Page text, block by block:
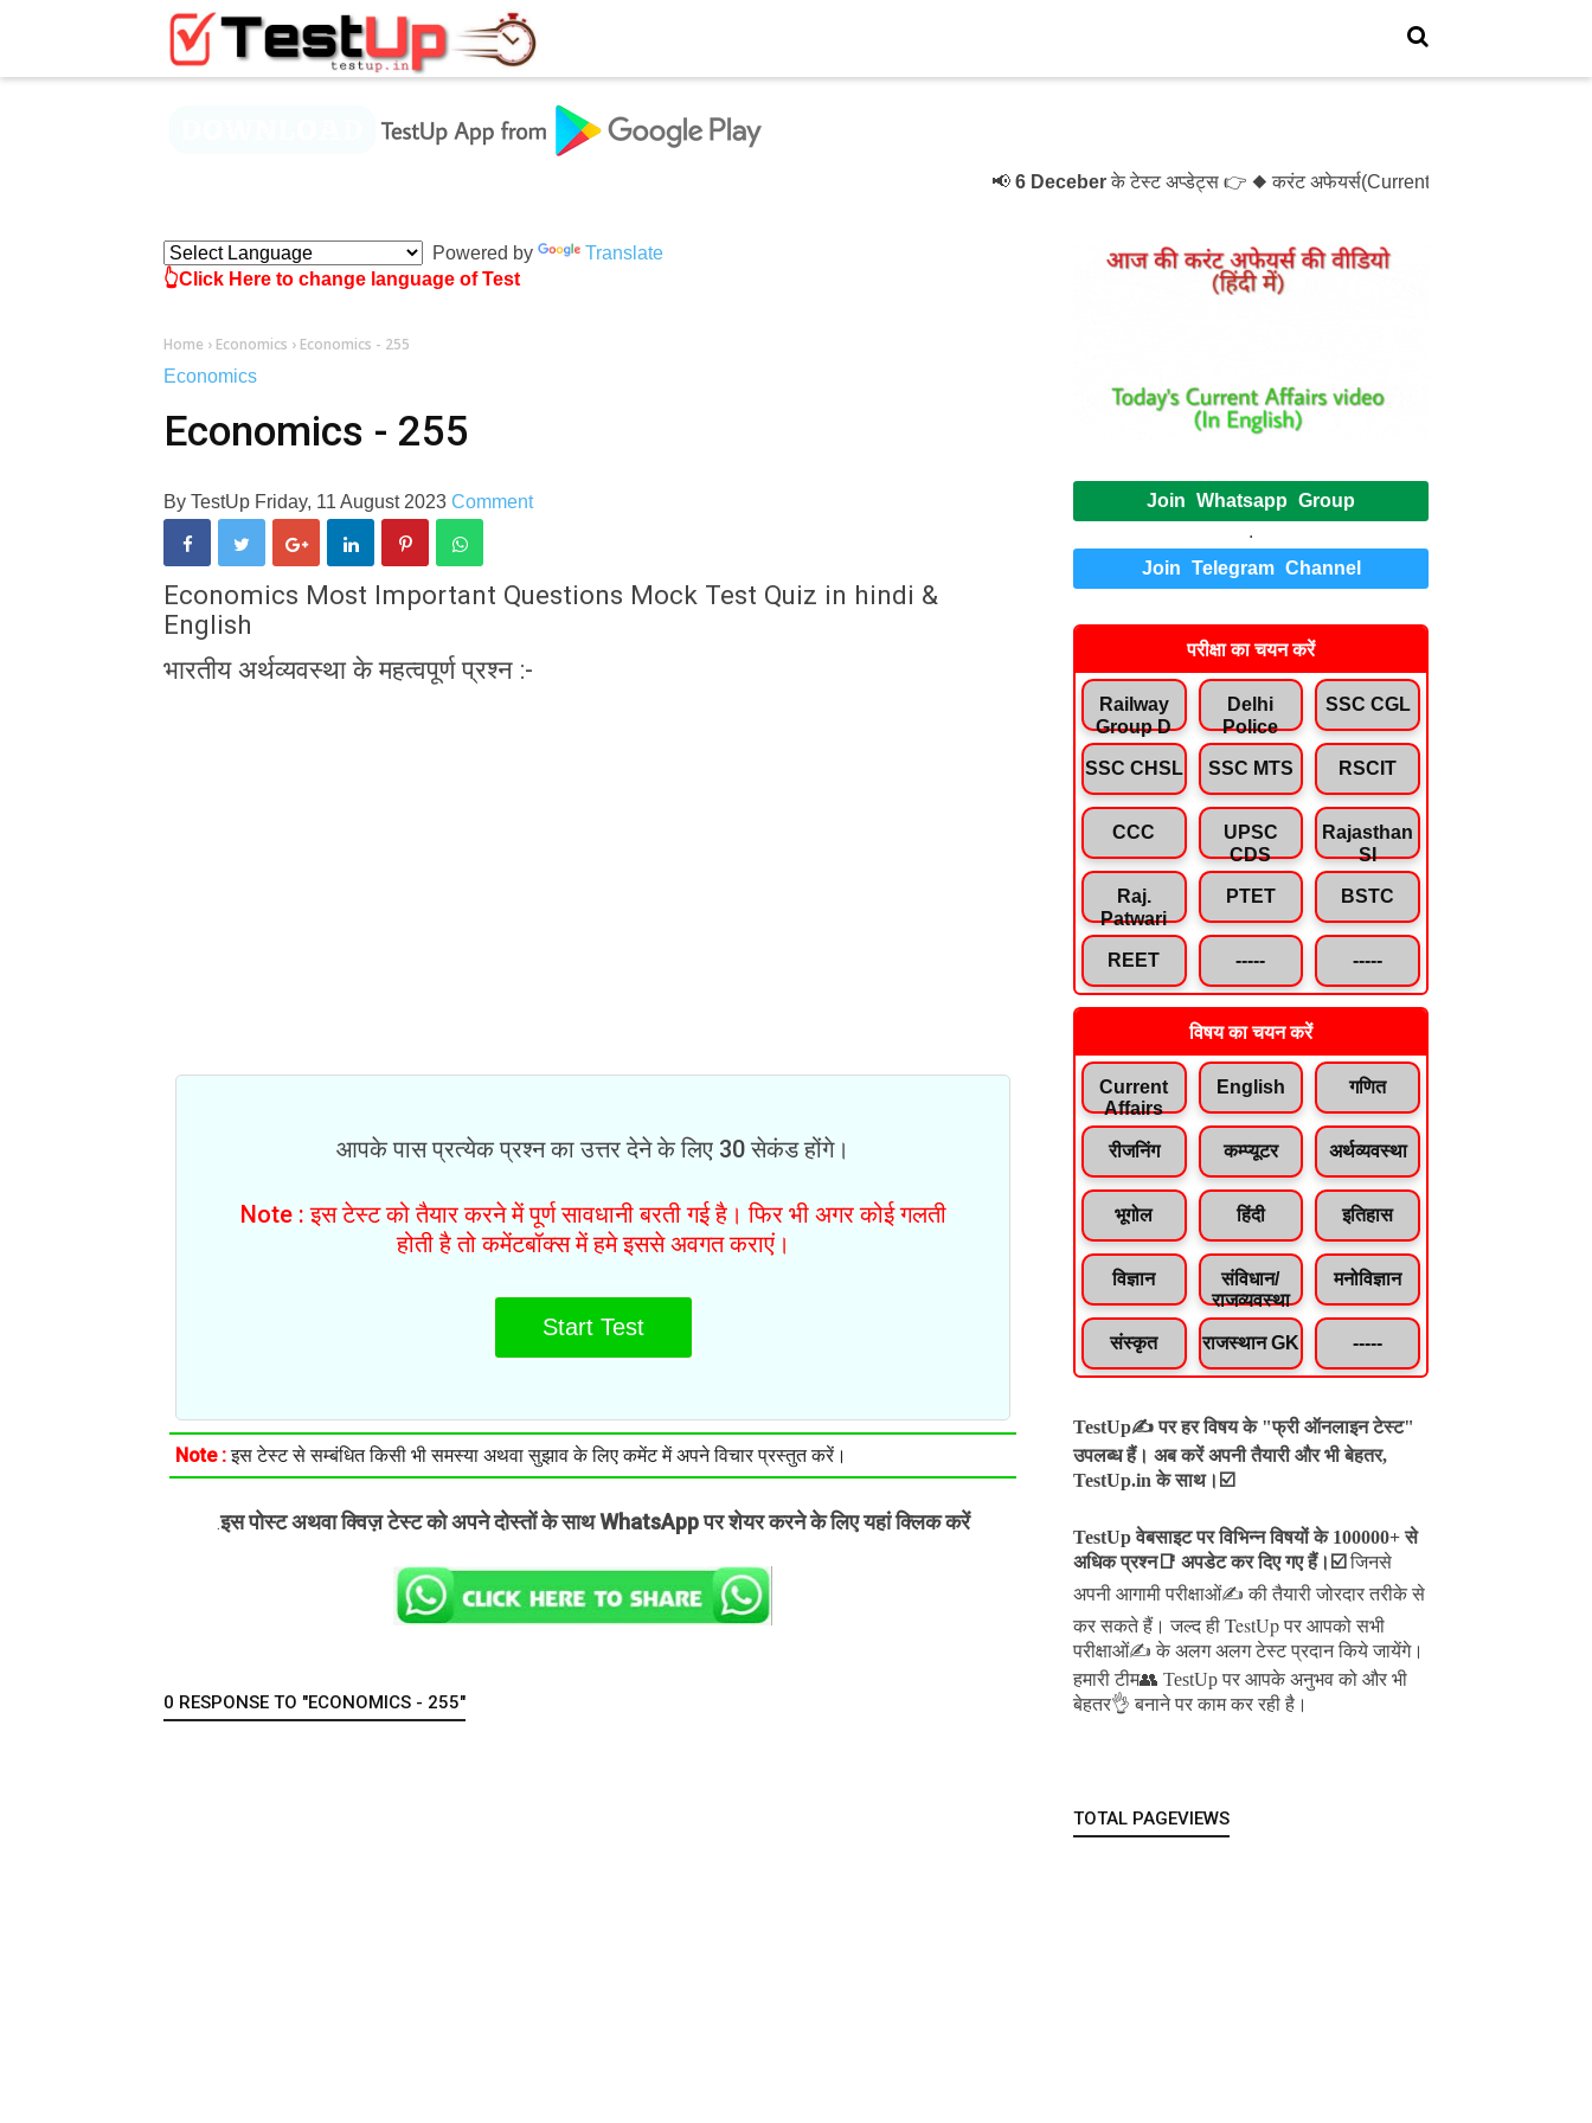
6 Deceberके टेस्ट अप्डेट्स 👉 ◆ करंट अफेयर्स(Current Affairs)- Test- 1214 ◆
Powered by
Translate
👆Click Here to change language of Test
Home › Economics › Economics - 255
Economics
Economics - 255
By TestUp Friday, 11 August 2023 Comment
Economics Most Important Questions Mock Test Quiz in hindi &
English
भारतीय अर्थव्यवस्था के महत्वपूर्ण प्रश्न :-
आपके पास प्रत्येक प्रश्न का उत्तर देने के लिए 30 सेकंड होंगे।
Note : इस टेस्ट को तैयार करने में पूर्ण सावधानी बरती गई है। फिर भी अगर कोई गलती
होती है तो कमेंटबॉक्स में हमे इससे अवगत कराएं।
Start Test
Note :इस टेस्ट से सम्बंधित किसी भी समस्या अथवा सुझाव के लिए कमेंट में अपने विचार प्रस्तुत करें।
.इस पोस्ट अथवा क्विज़ टेस्ट को अपने दोस्तों के साथ WhatsApp पर शेयर करने के लिए यहां क्लिक करें
0 RESPONSE TO "ECONOMICS - 255"
Join Whatsapp Group
.
Join Telegram Channel
परीक्षा का चयन करें
Railway
Group D
Delhi
Police
SSC CGL
SSC CHSL SSC MTS RSCIT
CCC
UPSC
CDS
Rajasthan
SI
Raj.
Patwari
PTET BSTC
REET ----- -----
विषय का चयन करें
Current
Affairs
English गणित
रीजनिंग कम्प्यूटर अर्थव्यवस्था
भूगोल हिंदी इतिहास
विज्ञान
संविधान/
राजव्यवस्था
मनोविज्ञान
संस्कृत राजस्थान GK -----
TestUp✍️ पर हर विषय के "फ्री ऑनलाइन टेस्ट"
उपलब्ध हैं। अब करें अपनी तैयारी और भी बेहतर,
TestUp.in के साथ।☑️
TestUp वेबसाइट पर विभिन्न विषयों के 100000+ से
अधिक प्रश्न📑 अपडेट कर दिए गए हैं। ☑️ जिनसे
अपनी आगामी परीक्षाओं✍️ की तैयारी जोरदार तरीके से
कर सकते हैं।जल्द ही TestUp पर आपको सभी
परीक्षाओं✍️ के अलग अलग टेस्ट प्रदान किये जायेंगे।
हमारी टीम👥 TestUp पर आपके अनुभव को और भी
बेहतर👌 बनाने पर काम कर रही है।
TOTAL PAGEVIEWS